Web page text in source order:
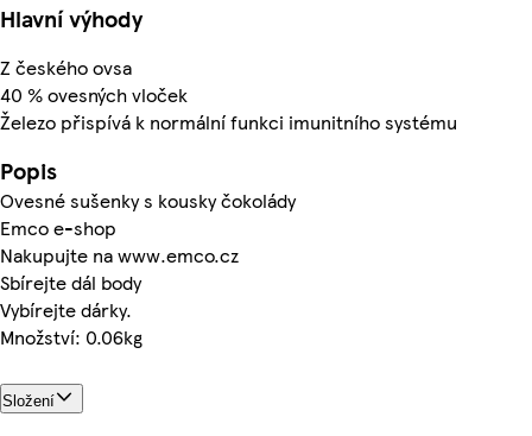
Hlavní výhody
Z českého ovsa
40 % ovesných vloček
Železo přispívá k normální funkci imunitního systému
Popis
Ovesné sušenky s kousky čokolády
Emco e-shop
Nakupujte na www.emco.cz
Sbírejte dál body
Vybírejte dárky.
Množství: 0.06kg
Složení